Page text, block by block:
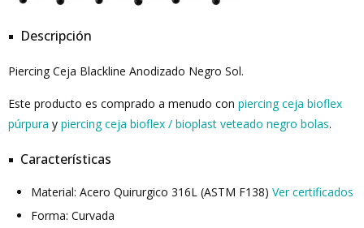
Descripción
Piercing Ceja Blackline Anodizado Negro Sol.
Este producto es comprado a menudo con piercing ceja bioflex
púrpura y piercing ceja bioflex / bioplast veteado negro bolas.
Características
Material: Acero Quirurgico 316L (ASTM F138) Ver certificados
Forma: Curvada